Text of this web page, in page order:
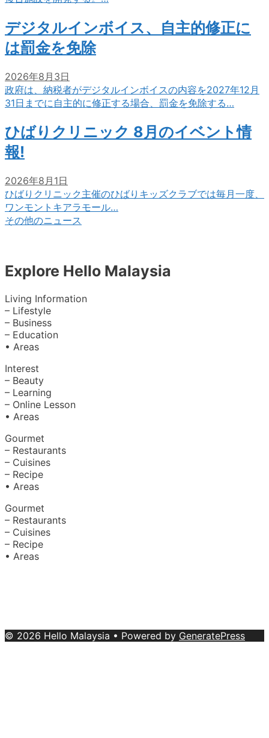
デジタルインボイス、自主的修正に
は罰金を免除
2026年8月3日
政府は、納税者がデジタルインボイスの内容を2027年12月
31日までに自主的に修正する場合、罰金を免除する…
ひばりクリニック 8月のイベント情
報!
2026年8月1日
ひばりクリニック主催のひばりキッズクラブでは毎月一度、
ワンモントキアラモール…
その他のニュース
Explore Hello Malaysia
Living Information
– Lifestyle
– Business
– Education
• Areas
Interest
– Beauty
– Learning
– Online Lesson
• Areas
Gourmet
– Restaurants
– Cuisines
– Recipe
• Areas
Gourmet
– Restaurants
– Cuisines
– Recipe
• Areas
© 2026 Hello Malaysia • Powered by GeneratePress